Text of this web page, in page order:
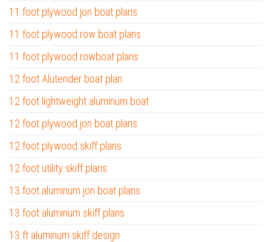
11 foot plywood jon boat plans
11 foot plywood row boat plans
11 foot plywood rowboat plans
12 foot Alutender boat plan
12 foot lightweight aluminum boat
12 foot plywood jon boat plans
12 foot plywood skiff plans
12 foot utility skiff plans
13 foot aluminum jon boat plans
13 foot aluminum skiff plans
13 ft aluminum skiff design